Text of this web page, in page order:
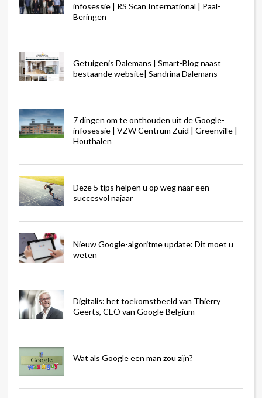
infosessie | RS Scan International | Paal-
Beringen
Getuigenis Dalemans | Smart-Blog naast
bestaande website| Sandrina Dalemans
7 dingen om te onthouden uit de Google-
infosessie | VZW Centrum Zuid | Greenville |
Houthalen
Deze 5 tips helpen u op weg naar een
succesvol najaar
Nieuw Google-algoritme update: Dit moet u
weten
Digitalis: het toekomstbeeld van Thierry
Geerts, CEO van Google Belgium
Wat als Google een man zou zijn?